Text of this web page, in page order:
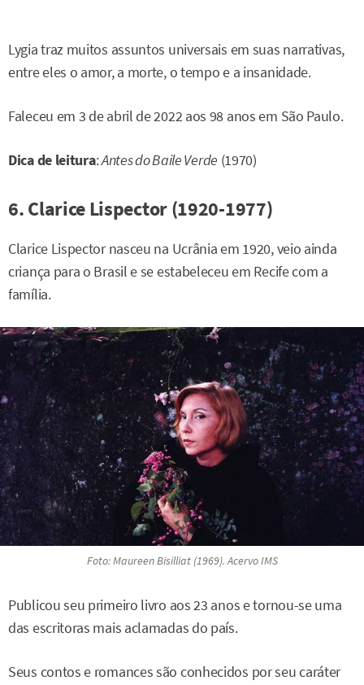
Lygia traz muitos assuntos universais em suas narrativas,
entre eles o amor, a morte, o tempo e a insanidade.
Faleceu em 3 de abril de 2022 aos 98 anos em São Paulo.
Dica de leitura:Antes do Baile Verde (1970)
6. Clarice Lispector (1920-1977)
Clarice Lispector nasceu na Ucrânia em 1920, veio ainda
criança para o Brasil e se estabeleceu em Recife com a
família.
Foto: Maureen Bisilliat (1969). Acervo IMS
Publicou seu primeiro livro aos 23 anos e tornou-se uma
das escritoras mais aclamadas do país.
Seus contos e romances são conhecidos por seu caráter